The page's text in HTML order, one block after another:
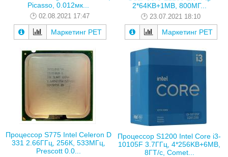
Picasso, 0.012мк...
02.08.2021 17:47
Маркетинг РЕТ
2*64KB+1MB, 800МГ...
23.07.2021 18:10
Маркетинг РЕТ
Процессор S775 Intel Celeron D
331 2.66ГГц, 256К, 533МГц,
Prescott 0.0...
Процессор S1200 Intel Core i3-
10105F 3.7ГГц, 4*256KB+6MB,
8ГТ/с, Comet...